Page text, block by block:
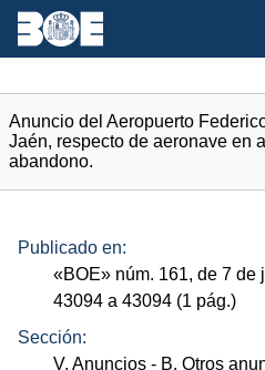
Anuncio del Aeropuerto
Jaén, respecto de aeronave en
abandono.
Publicado en:
«BOE» núm. 161, de 7 de
43094 a 43094 (1 pág.)
Sección:
V. Anuncios - B. Otros